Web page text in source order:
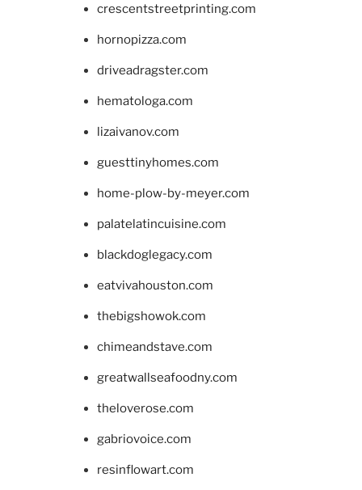
crescentstreetprinting.com
hornopizza.com
driveadragster.com
hematologa.com
lizaivanov.com
guesttinyhomes.com
home-plow-by-meyer.com
palatelatincuisine.com
blackdoglegacy.com
eatvivahouston.com
thebigshowok.com
chimeandstave.com
greatwallseafoodny.com
theloverose.com
gabriovoice.com
resinflowart.com